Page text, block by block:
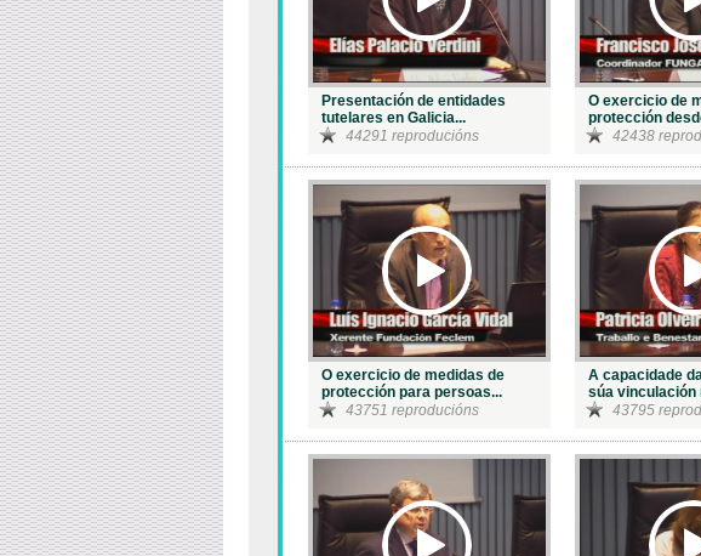
Presentación de entidades
tutelares en Galicia...
44291 reproducións
O exercicio de
protección
42438
O exercicio de medidas de
protección para persoas...
43751 reproducións
A capacidade
súa vinculación
43795